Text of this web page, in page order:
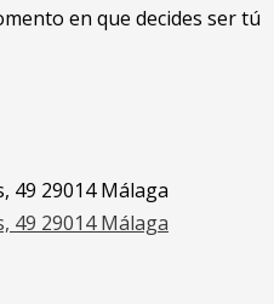
en que decides ser tú
49 29014 Málaga
49 29014 Málaga